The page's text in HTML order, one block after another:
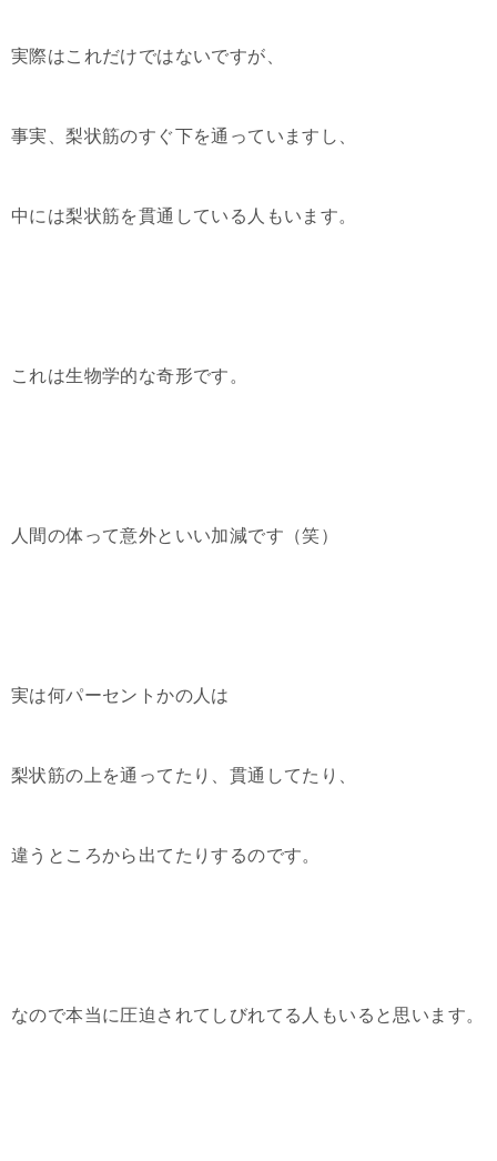
実際はこれだけではないですが、
事実、梨状筋のすぐ下を通っていますし、
中には梨状筋を貫通している人もいます。
これは生物学的な奇形です。
人間の体って意外といい加減です（笑）
実は何パーセントかの人は
梨状筋の上を通ってたり、貫通してたり、
違うところから出てたりするのです。
なので本当に圧迫されてしびれてる人もいると思います。